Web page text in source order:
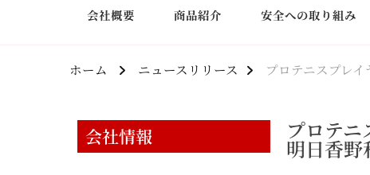
会社概要 商品紹介 安全への取り組み
ホーム ニュースリリース プロテニスプレ
会社情報 プロテ
明日香